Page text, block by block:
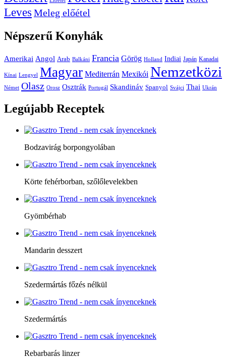
Leves Meleg előétel
Népszerű Konyhák
Amerikai Angol Arab Balkáni Francia Görög Holland Indiai Japán Kanadai
Kínai Lengyel Magyar Mediterrán Mexikói Nemzetközi
Német Olasz Orosz Osztrák Portugál Skandináv Spanyol Svájci Thai Ukrán
Legújabb Receptek
Bodzavirág borpongyolában
Körte fehérborban, szőlőlevelekben
Gyömbérhab
Mandarin desszert
Szedermártás főzés nélkül
Szedermártás
Rebarbarás linzer